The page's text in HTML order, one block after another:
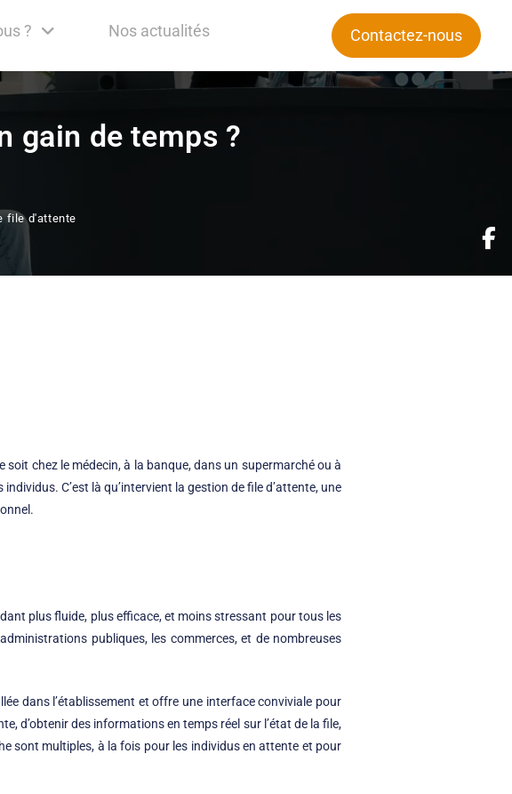
? Nos actualités Contactez-nous
gain de temps ?
file d'attente
chez le médecin, à la banque, dans un supermarché ou à
C’est là qu’intervient la gestion de file d’attente, une
plus fluide, plus efficace, et moins stressant pour tous les
publiques, les commerces, et de nombreuses
dans l’établissement et offre une interface conviviale pour
d’obtenir des informations en temps réel sur l’état de la file,
sont multiples, à la fois pour les individus en attente et pour